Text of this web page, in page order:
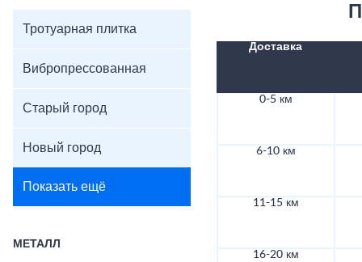
Тротуарная плитка
Вибропрессованная
Старый город
Новый город
Показать ещё
МЕТАЛЛ
Доставка
0-5 км
6-10 км
11-15 км
16-20 км